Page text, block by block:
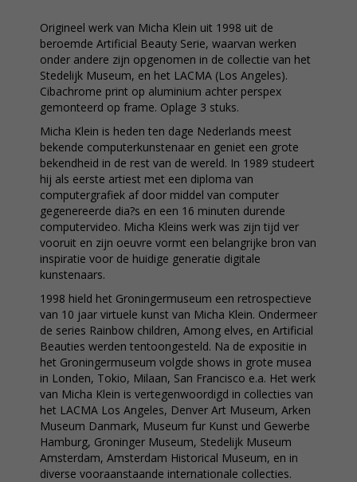
Origineel werk van Micha Klein uit 1998 uit de
beroemde Artificial Beauty Serie, waarvan werken
onder andere zijn opgenomen in de collectie van het
Stedelijk Museum, en het LACMA (Los Angeles).
Cibachrome print op aluminium achter perspex
gemonteerd op frame. Oplage 3 stuks.
Micha Klein is heden ten dage Nederlands meest
bekende computerkunstenaar en geniet een grote
bekendheid in de rest van de wereld. In 1989 studeert
hij als eerste artiest met een diploma van
computergrafiek af door middel van computer
gegenereerde dia?s en een 16 minuten durende
computervideo. Micha Kleins werk was zijn tijd ver
vooruit en zijn oeuvre vormt een belangrijke bron van
inspiratie voor de huidige generatie digitale
kunstenaars.
1998 hield het Groningermuseum een retrospectieve
van 10 jaar virtuele kunst van Micha Klein. Ondermeer
de series Rainbow children, Among elves, en Artificial
Beauties werden tentoongesteld. Na de expositie in
het Groningermuseum volgde shows in grote musea
in Londen, Tokio, Milaan, San Francisco e.a. Het werk
van Micha Klein is vertegenwoordigd in collecties van
het LACMA Los Angeles, Denver Art Museum, Arken
Museum Danmark, Museum fur Kunst und Gewerbe
Hamburg, Groninger Museum, Stedelijk Museum
Amsterdam, Amsterdam Historical Museum, en in
diverse vooraanstaande internationale collecties.